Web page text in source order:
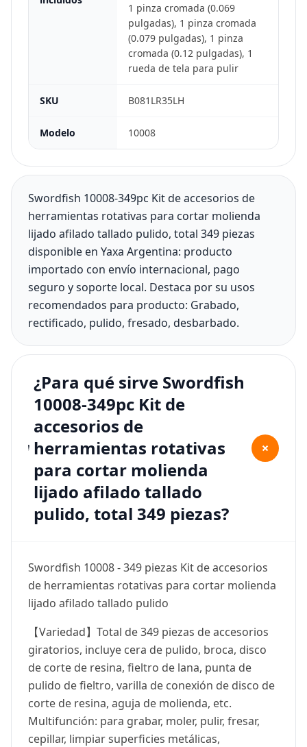
1 pinza cromada (0.069
pulgadas), 1 pinza cromada
(0.079 pulgadas), 1 pinza
cromada (0.12 pulgadas), 1
rueda de tela para pulir
SKU B081LR35LH
Modelo 10008
Swordfish 10008-349pc Kit de accesorios de
herramientas rotativas para cortar molienda
lijado afilado tallado pulido, total 349 piezas
disponible en Yaxa Argentina: producto
importado con envío internacional, pago
seguro y soporte local. Destaca por su usos
recomendados para producto: Grabado,
rectificado, pulido, fresado, desbarbado.
¿Para qué sirve Swordfish
10008-349pc Kit de
accesorios de
herramientas rotativas
para cortar molienda
lijado afilado tallado
pulido, total 349 piezas?
+
Swordfish 10008 - 349 piezas Kit de accesorios
de herramientas rotativas para cortar molienda
lijado afilado tallado pulido
【Variedad】Total de 349 piezas de accesorios
giratorios, incluye cera de pulido, broca, disco
de corte de resina, fieltro de lana, punta de
pulido de fieltro, varilla de conexión de disco de
corte de resina, aguja de molienda, etc.
Multifunción: para grabar, moler, pulir, fresar,
cepillar, limpiar superficies metálicas,